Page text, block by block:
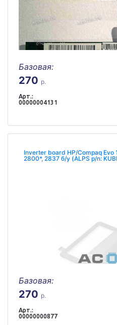
Базовая:
270 р.
Арт.:
00000004131
Inverter board HP/Compaq Evo
2800*, 2837 б/у (ALPS p/n:
Базовая:
270 р.
Арт.:
00000000877